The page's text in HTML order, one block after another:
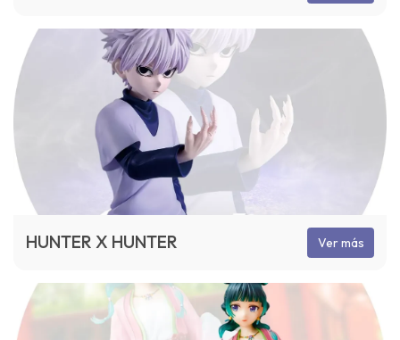
HUNTER X HUNTER Ver más